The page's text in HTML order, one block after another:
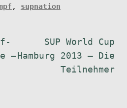
, supnation
–
Nächster
Beitrag:
SUP World Cup
Hamburg 2013 – Die
Teilnehmer